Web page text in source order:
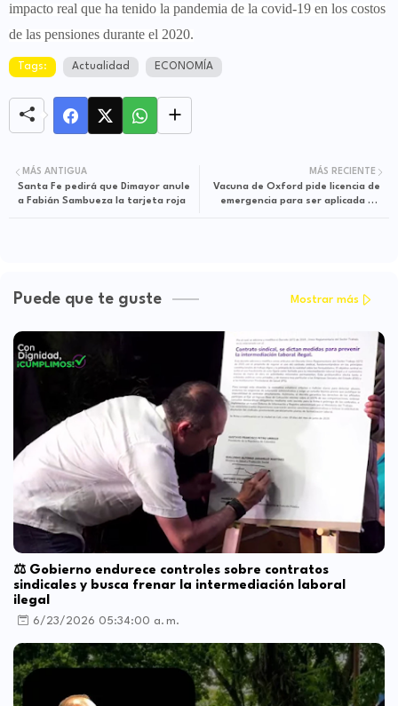
impacto real que ha tenido la pandemia de la covid-19 en los costos
de las pensiones durante el 2020.
Tags: Actualidad ECONOMÍA
MÁS RECIENTE
Vacuna de Oxford pide licencia de
emergencia para ser aplicada en
MÁS ANTIGUA
Santa Fe pedirá que Dimayor anule
a Fabián Sambueza la tarjeta roja
Puede que te guste Mostrar más
⚖️ Gobierno endurece controles sobre contratos
sindicales y busca frenar la intermediación laboral
ilegal
6/23/2026 05:34:00 a. m.